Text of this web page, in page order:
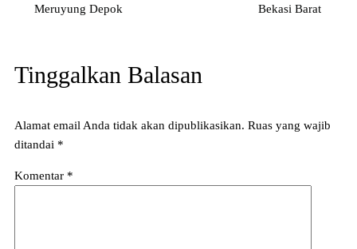
Meruyung Depok
Bekasi Barat
Tinggalkan Balasan
Alamat email Anda tidak akan dipublikasikan. Ruas yang wajib
ditandai *
Komentar *